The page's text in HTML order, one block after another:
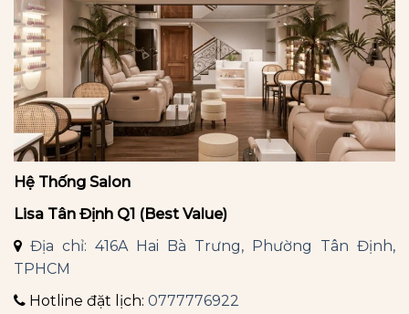
Hệ Thống Salon
Lisa Tân Định Q1 (Best Value)
Địa chỉ: 416A Hai Bà Trưng, Phường Tân Định,
TPHCM
Hotline đặt lịch: 0777776922